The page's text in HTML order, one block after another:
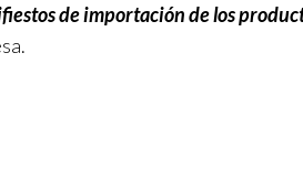
de importación de los